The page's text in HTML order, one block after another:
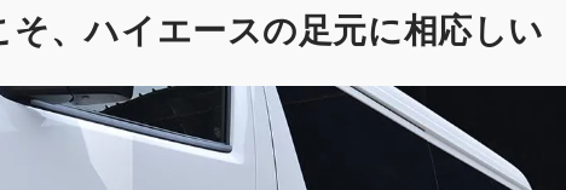
そ、ハイエースの足元に相応しい